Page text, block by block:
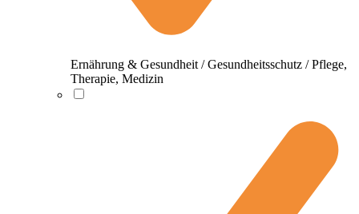
Ernährung & Gesundheit / Gesundheitsschutz / Pflege,
Therapie, Medizin